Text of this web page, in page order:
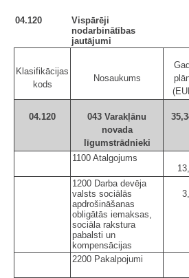
04.120
Vispārēji
nodarbinātības
jautājumi
Klasifikācijas
kods
Nosaukums
04.120
043 Varakļānu
novada
līgumstrādnieki
1100 Atalgojums
1200 Darba devēja
valsts sociālās
apdrošināšanas
obligātās iemaksas,
sociāla rakstura
pabalsti un
kompensācijas
2200 Pakalpojumi